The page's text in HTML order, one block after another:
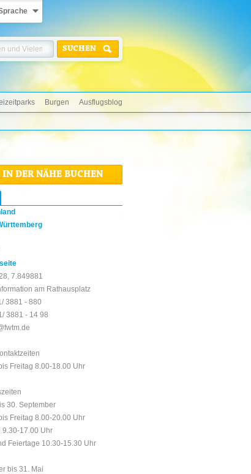
SUCHEN
Burgen Ausflugsblog
DER NÄHE BUCHEN
7.849881
am Rathausplatz
3881 - 880
3881 - 14 98
Freitag 8.00-18.00 Uhr
30. September
Freitag 8.00-20.00 Uhr
9.30-17.00 Uhr
Feiertage 10.30-15.30 Uhr
bis 31. Mai